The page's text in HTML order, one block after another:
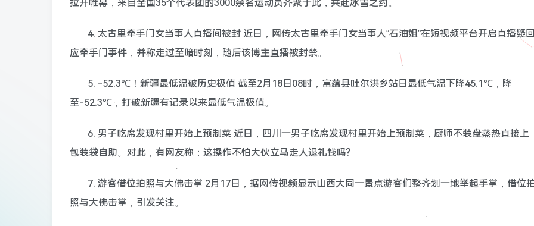
拉开帷幕，来自全国35个代表团的3000余名运动员齐聚于此，共赴冰雪之约。
4. 太古里牵手门女当事人直播间被封 近日，网传太古里牵手门女当事人“石油姐”在短视频平台开启直播疑
应牵手门事件，并称走过至暗时刻，随后该博主直播被封禁。
5. -52.3℃！新疆最低温破历史极值 截至2月18日08时，富蕴县吐尔洪乡站日最低气温下降45.1℃，降
至-52.3℃，打破新疆有记录以来最低气温极值。
6. 男子吃席发现村里开始上预制菜 近日，四川一男子吃席发现村里开始上预制菜，厨师不装盘蒸热直接上
包装袋自助。对此，有网友称：这操作不怕大伙立马走人退礼钱吗?
7. 游客借位拍照与大佛击掌 2月17日，据网传视频显示山西大同一景点游客们整齐划一地举起手掌，借位
照与大佛击掌，引发关注。